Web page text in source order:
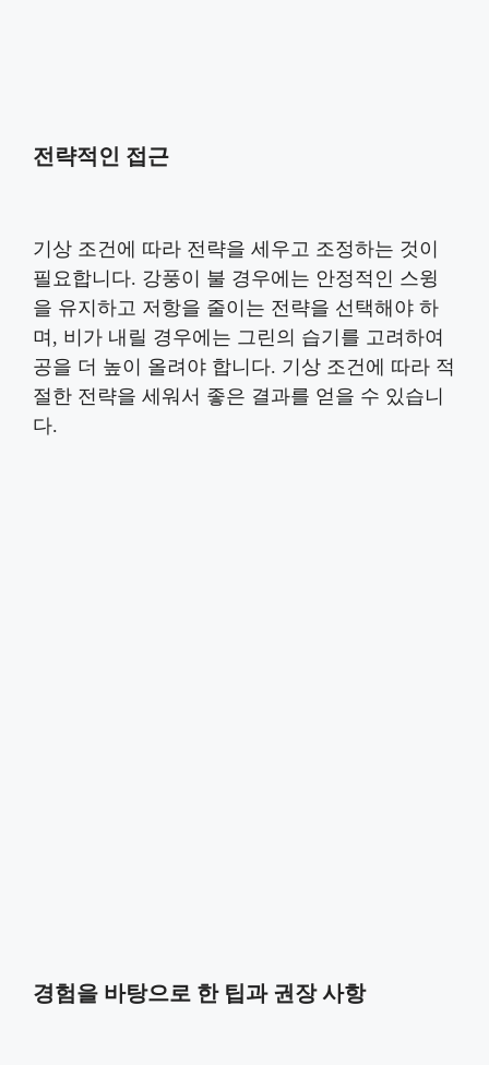
전략적인 접근
기상 조건에 따라 전략을 세우고 조정하는 것이
필요합니다. 강풍이 불 경우에는 안정적인 스윙
을 유지하고 저항을 줄이는 전략을 선택해야 하
며, 비가 내릴 경우에는 그린의 습기를 고려하여
공을 더 높이 올려야 합니다. 기상 조건에 따라 적
절한 전략을 세워서 좋은 결과를 얻을 수 있습니
다.
경험을 바탕으로 한 팁과 권장 사항